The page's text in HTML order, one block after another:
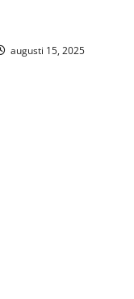
augusti 15, 2025